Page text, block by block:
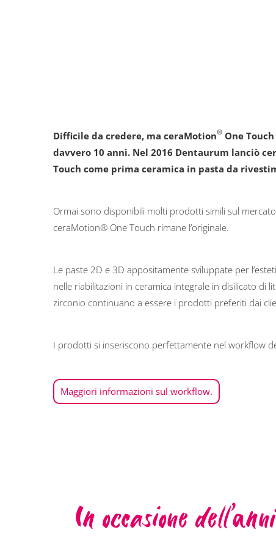
Difficile da credere, ma ceraMotion® One
davvero 10 anni. Nel 2016 Dentaurum lanciò
Touch come prima ceramica in pasta da
Ormai sono disponibili molti prodotti simili sul
ceraMotion® One Touch rimane l’originale.
Le paste 2D e 3D appositamente sviluppate per
nelle riabilitazioni in ceramica integrale in disilicato di
zirconio continuano a essere i prodotti preferiti dai
I prodotti si inseriscono perfettamente nel workflow
Maggiori informazioni sul workflow.
In occasione